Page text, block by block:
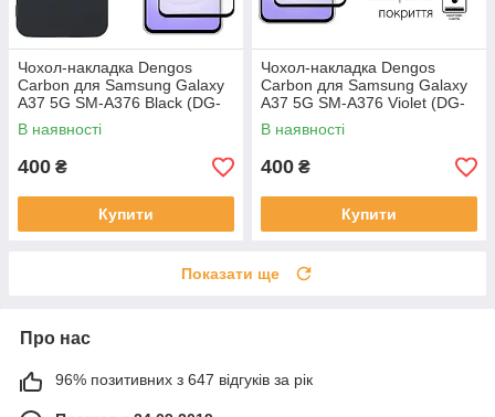
Чохол-накладка Dengos
Carbon для Samsung Galaxy
A37 5G SM-A376 Black (DG-
KM-194) + захисне скло
В наявності
400 ₴
Купити
Чохол-накладка Dengos
Carbon для Samsung Galaxy
A37 5G SM-A376 Violet (DG-
KM-201) + захисне скло
В наявності
400 ₴
Купити
Показати ще
Про нас
96% позитивних з 647 відгуків за рік